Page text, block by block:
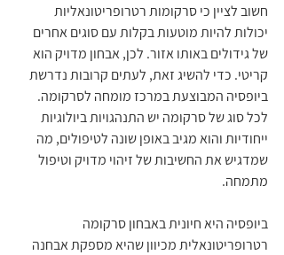
חשוב לציין כי סרקומות רטרופריטונאליות
יכולות להיות מוטעות בקלות עם סוגים אחרים
של גידולים באותו אזור. לכן, אבחון מדויק הוא
קריטי. כדי להשיג זאת, לעתים קרובות נדרשת
ביופסיה המבוצעת במרכז מומחה לסרקומה.
לכל סוג של סרקומה יש התנהגויות ביולוגיות
ייחודיות והוא מגיב באופן שונה לטיפולים, מה
שמדגיש את החשיבות של זיהוי מדויק וטיפול
מתמחה.
ביופסיה היא חיונית באבחון סרקומה
רטרופריטונאלית מכיוון שהיא מספקת אבחנה